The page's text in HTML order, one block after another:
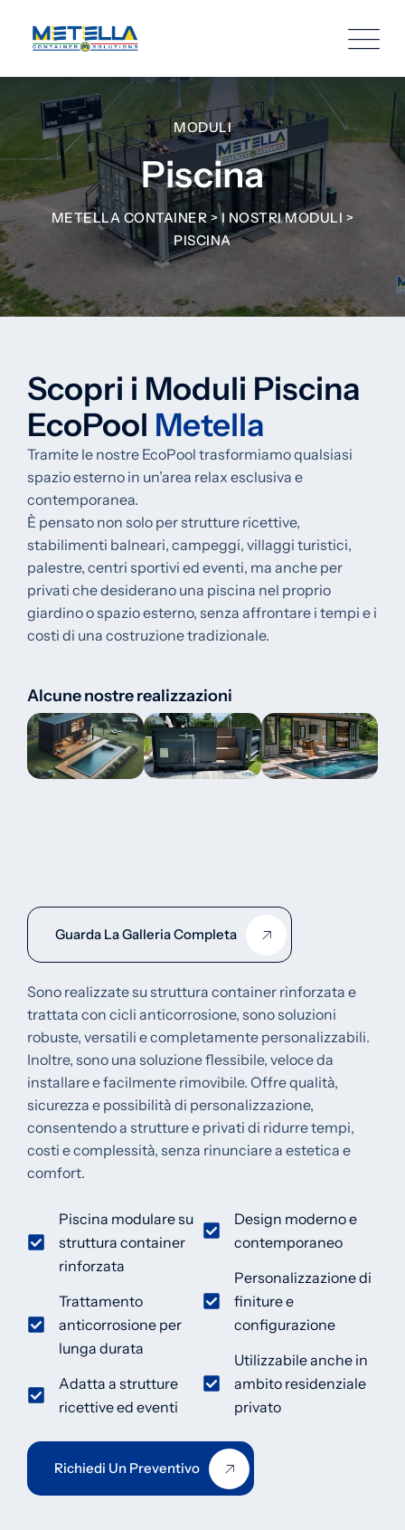
MODULI
Piscina
METELLA CONTAINER>I NOSTRI MODULI >
PISCINA
Scopri i Moduli Piscina
EcoPool Metella
Tramite le nostre EcoPool trasformiamo qualsiasi
spazio esterno in un’area relax esclusiva e
contemporanea.
È pensato non solo per strutture ricettive,
stabilimenti balneari, campeggi, villaggi turistici,
palestre, centri sportivi ed eventi, ma anche per
privati che desiderano una piscina nel proprio
giardino o spazio esterno, senza affrontare i tempi e i
costi di una costruzione tradizionale.
Alcune nostre realizzazioni
Guarda La Galleria Completa
Sono realizzate su struttura container rinforzata e
trattata con cicli anticorrosione, sono soluzioni
robuste, versatili e completamente personalizzabili.
Inoltre, sono una soluzione flessibile, veloce da
installare e facilmente rimovibile. Offre qualità,
sicurezza e possibilità di personalizzazione,
consentendo a strutture e privati di ridurre tempi,
costi e complessità, senza rinunciare a estetica e
comfort.
Piscina modulare su
struttura container
rinforzata
Trattamento
anticorrosione per
lunga durata
Adatta a strutture
ricettive ed eventi
Design moderno e
contemporaneo
Personalizzazione di
finiture e
configurazione
Utilizzabile anche in
ambito residenziale
privato
Richiedi Un Preventivo